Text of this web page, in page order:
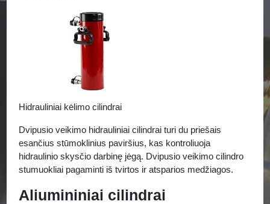
Hidrauliniai kėlimo cilindrai
Dvipusio veikimo hidrauliniai cilindrai turi du priešais
esančius stūmoklinius paviršius, kas kontroliuoja
hidraulinio skysčio darbinę jėgą. Dvipusio veikimo cilindro
stumuokliai pagaminti iš tvirtos ir atsparios medžiagos.
Aliumininiai cilindrai